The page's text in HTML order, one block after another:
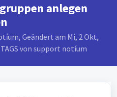
anlegen
Geändert am Mi, 2 Okt,
von support notíum